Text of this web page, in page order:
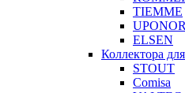
TIEMME
UPONOR
ELSEN
Коллектора
STOUT
Comisa